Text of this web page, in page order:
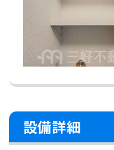
設備詳細